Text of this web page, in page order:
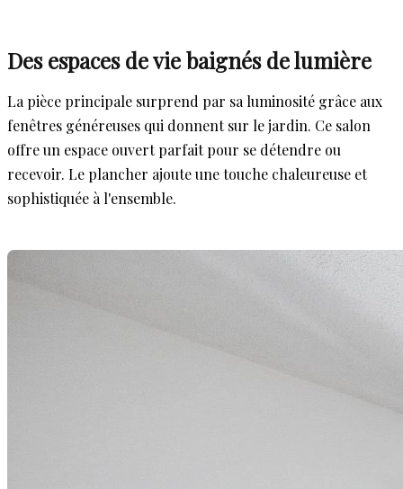
Des espaces de vie baignés de lumière
La pièce principale surprend par sa luminosité grâce aux
fenêtres généreuses qui donnent sur le jardin. Ce salon
offre un espace ouvert parfait pour se détendre ou
recevoir. Le plancher ajoute une touche chaleureuse et
sophistiquée à l'ensemble.